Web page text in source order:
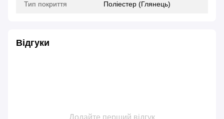
Тип покриття Поліестер (Глянець)
Відгуки